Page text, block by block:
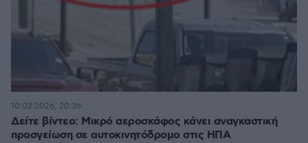
Δείτε βίντεο: Μικρό αεροσκάφος κάνει αναγκαστική
προσγείωση σε αυτοκινητόδρομο στις ΗΠΑ
10.02.2026, 20:36